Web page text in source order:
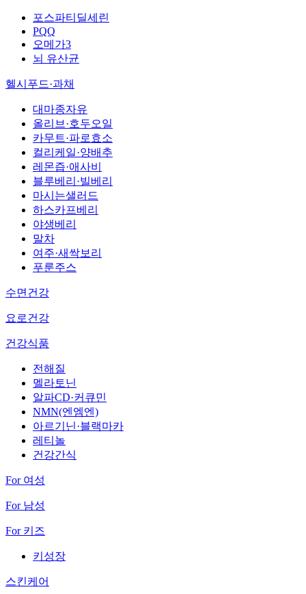
포스파티딜세린
PQQ
오메가3
뇌 유산균
헬시푸드·과채
대마종자유
올리브·호두오일
카무트·파로효소
컬리케일·양배추
레몬즙·애사비
블루베리·빌베리
마시는샐러드
하스카프베리
야생베리
말차
여주·새싹보리
푸룬주스
수면건강
요로건강
건강식품
전해질
멜라토닌
알파CD·커큐민
NMN(엔엠엔)
아르기닌·블랙마카
레티놀
건강간식
For 여성
For 남성
For 키즈
키성장
스킨케어